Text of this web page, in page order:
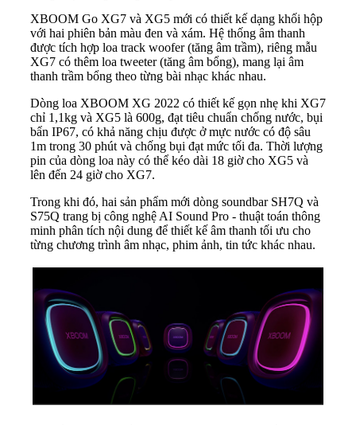
XBOOM Go XG7 và XG5 mới có thiết kế dạng khối hộp
với hai phiên bản màu đen và xám. Hệ thống âm thanh
được tích hợp loa track woofer (tăng âm trầm), riêng mẫu
XG7 có thêm loa tweeter (tăng âm bổng), mang lại âm
thanh trầm bổng theo từng bài nhạc khác nhau.
Dòng loa XBOOM XG 2022 có thiết kế gọn nhẹ khi XG7
chỉ 1,1kg và XG5 là 600g, đạt tiêu chuẩn chống nước, bụi
bẩn IP67, có khả năng chịu được ở mực nước có độ sâu
1m trong 30 phút và chống bụi đạt mức tối đa. Thời lượng
pin của dòng loa này có thể kéo dài 18 giờ cho XG5 và
lên đến 24 giờ cho XG7.
Trong khi đó, hai sản phẩm mới dòng soundbar SH7Q và
S75Q trang bị công nghệ AI Sound Pro - thuật toán thông
minh phân tích nội dung để thiết kế âm thanh tối ưu cho
từng chương trình âm nhạc, phim ảnh, tin tức khác nhau.